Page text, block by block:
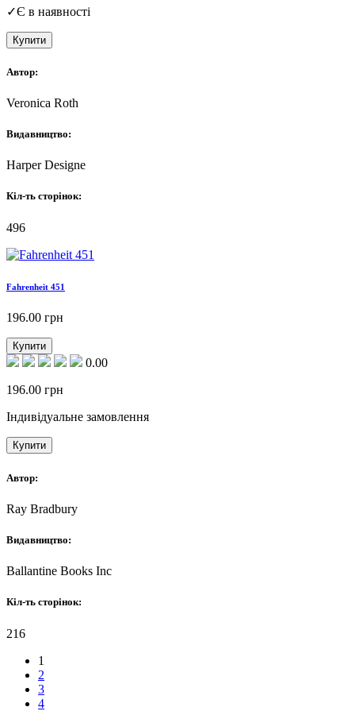
✓Є в наявності
Купити
Автор:
Veronica Roth
Видавництво:
Harper Designe
Кіл-ть сторінок:
496
Fahrenheit 451
196.00 грн
Купити
0.00
196.00 грн
Індивідуальне замовлення
Купити
Автор:
Ray Bradbury
Видавництво:
Ballantine Books Inc
Кіл-ть сторінок:
216
1
2
3
4